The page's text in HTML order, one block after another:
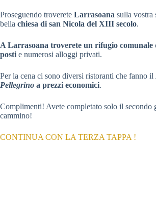
Proseguendo troverete Larrasoana sulla vostra
bella chiesa di san Nicola del XIII secolo.
A Larrasoana troverete un rifugio comunale
posti e numerosi alloggi privati.
Per la cena ci sono diversi ristoranti che fanno il
Pellegrino a prezzi economici.
Complimenti! Avete completato solo il secondo
cammino!
CONTINUA CON LA TERZA TAPPA !